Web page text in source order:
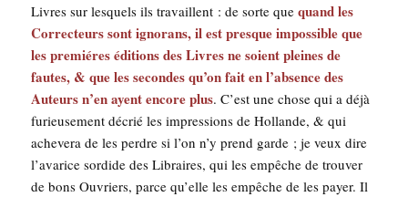
Livres sur les­quels ils tra­vaillent : de sorte quequand les
Cor­rec­teurs sont igno­rans, il est presque impos­sible que
les pre­miéres édi­tions des Livres ne soient pleines de
fautes, & que les secondes qu’on fait en l’absence des
Auteurs n’en ayent encore plus. C’est une chose qui a déjà
furieu­se­ment décrié les impres­sions de Hol­lande, & qui
ache­ve­ra de les perdre si l’on n’y prend garde ; je veux dire
l’avarice sor­dide des Libraires, qui les empêche de trou­ver
de bons Ouvriers, parce qu’elle les empêche de les payer. Il